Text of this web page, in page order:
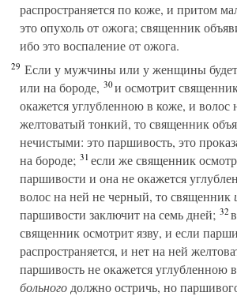
распространяется по коже, и притом
это опухоль от ожога; священник
ибо это воспаление от ожога.
29 Если у мужчины или у женщины будет
или на бороде, 30и осмотрит
окажется углубленною в коже, и волос
желтоватый тонкий, то священник
нечистыми: это паршивость, это
на бороде; 31если же священник
паршивости и она не окажется
волос на ней не черный, то священник
паршивости заключит на семь дней; 32в
священник осмотрит язву, и если
распространяется, и нет на ней
паршивость не окажется углубленною
больного должно остричь, но